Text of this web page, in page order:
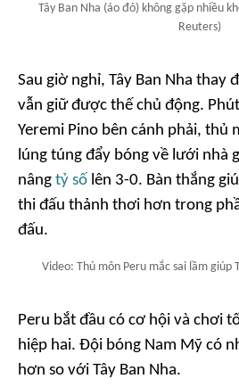
Tây Ban Nha (áo đỏ) không gặp nhiều
Reuters)
Sau giờ nghỉ, Tây Ban Nha thay
vẫn giữ được thế chủ động.
Yeremi Pino bên cánh phải, thủ
lúng túng đẩy bóng về lưới nhà
nâng tỷ số lên 3-0. Bàn thắng
thi đấu thảnh thơi hơn trong
đấu.
Video: Thủ môn Peru mắc sai lầm giúp
Peru bắt đầu có cơ hội và chơi
hiệp hai. Đội bóng Nam Mỹ có
hơn so với Tây Ban Nha.